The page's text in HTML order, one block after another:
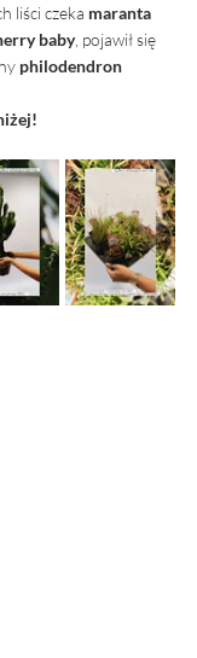
liści czeka maranta
baby, pojawił się
philodendron